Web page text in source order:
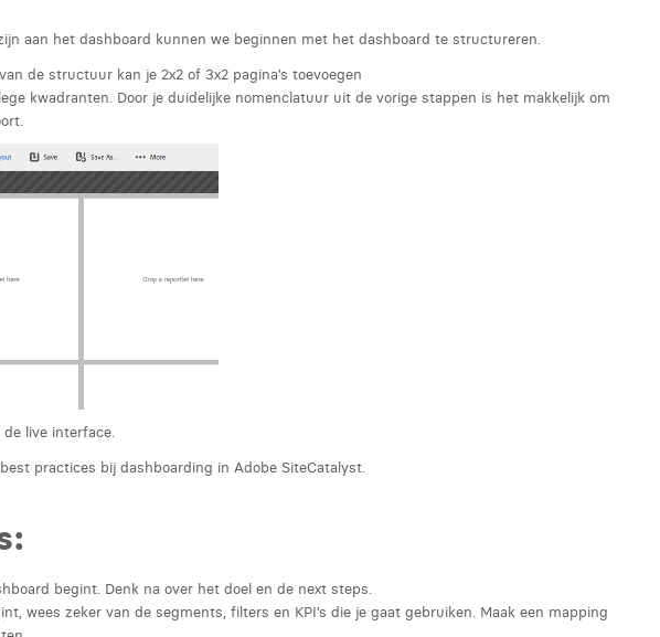
aan het dashboard kunnen we beginnen met het dashboard te structureren.
de structuur kan je 2x2 of 3x2 pagina’s toevoegen
kwadranten. Door je duidelijke nomenclatuur uit de vorige stappen is het makkelijk om
live interface.
practices bij dashboarding in Adobe SiteCatalyst.
begint. Denk na over het doel en de next steps.
wees zeker van de segments, filters en KPI’s die je gaat gebruiken. Maak een mapping